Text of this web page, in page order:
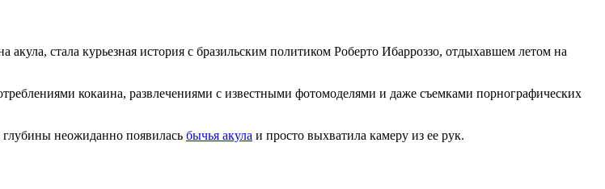
стала курьезная история с бразильским политиком Роберто Ибарроззо, отдыхавшем летом на
кокаина, развлечениями с известными фотомоделями и даже съемками порнографических
глубины неожиданно появилась бычья акула и просто выхватила камеру из ее рук.